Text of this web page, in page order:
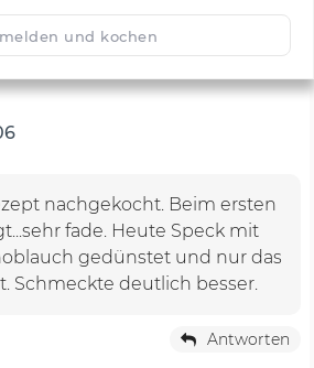
und kochen
1500 Speichern
nachgekocht. Beim ersten
fade. Heute Speck mit
gedünstet und nur das
Schmeckte deutlich besser.
Antworten